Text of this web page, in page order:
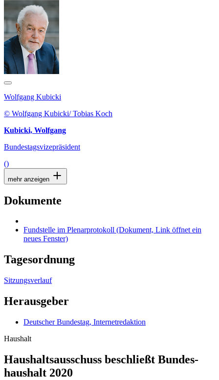
Wolfgang Kubicki
© Wolfgang Kubicki/ Tobias Koch
Kubicki, Wolfgang
Bundestagsvizepräsident
()
mehr anzeigen
Dokumente
Fundstelle im Plenarprotokoll (Dokument, Link öffnet ein
neues Fenster)
Tagesordnung
Sitzungsverlauf
Herausgeber
Deutscher Bundestag, Internetredaktion
Haushalt
Haushaltsausschuss be­schließt Bundes­
haushalt 2020